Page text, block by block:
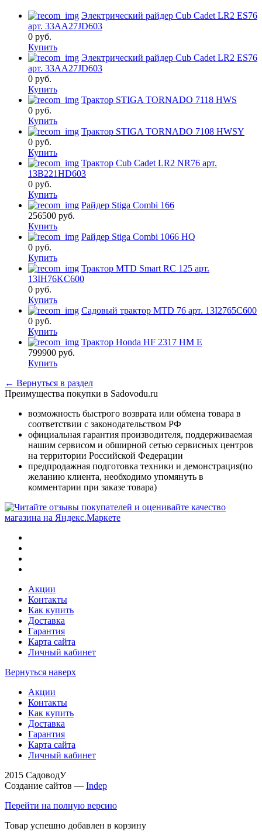
Электрический райдер Cub Cadet LR2 ES76
арт. 33AA27JD603
0 руб.
Купить
Электрический райдер Cub Cadet LR2 ES76
арт. 33AA27JD603
0 руб.
Купить
Трактор STIGA TORNADO 7118 HWS
0 руб.
Купить
Трактор STIGA TORNADO 7108 HWSY
0 руб.
Купить
Трактор Cub Cadet LR2 NR76 арт.
13B221HD603
0 руб.
Купить
Райдер Stiga Combi 166
256500 руб.
Купить
Райдер Stiga Combi 1066 HQ
0 руб.
Купить
Трактор MTD Smart RC 125 арт.
13IH76KC600
0 руб.
Купить
Садовый трактор MTD 76 арт. 13I2765C600
0 руб.
Купить
Трактор Honda HF 2317 HM E
799900 руб.
Купить
← Вернуться в раздел
Преимущества покупки в Sadovodu.ru
возможность быстрого возврата или обмена товара в
соответствии с законодательством РФ
официальная гарантия производителя, поддерживаемая
нашим сервисом и обширной сетью сервисных центров
на территории Российской Федерации
предпродажная подготовка техники и демонстрация(по
желанию клиента, необходимо упомянуть в
комментарии при заказе товара)
Акции
Контакты
Как купить
Доставка
Гарантия
Карта сайта
Личный кабинет
Вернуться наверх
Акции
Контакты
Как купить
Доставка
Гарантия
Карта сайта
Личный кабинет
2015 СадоводУ
Создание сайтов — Indep
Перейти на полную версию
Товар успешно добавлен в корзину